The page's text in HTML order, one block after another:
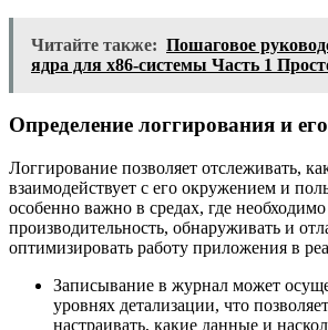
Читайте также: Пошаговое
ядра для x86-системы Часть 1
Определение логгирования и
Логгирование позволяет отслеживать,
взаимодействует с его окружением и
особенно важно в средах, где
производительность, обнаруживать и
оптимизировать работу приложения в
Записывание в журнал может
уровнях детализации, что
настраивать, какие данные и